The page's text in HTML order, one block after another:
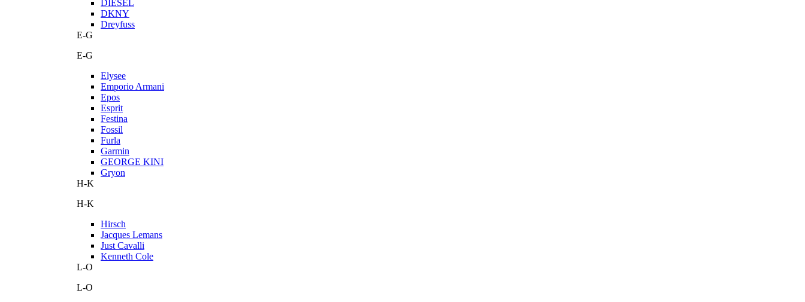
DIESEL
DKNY
Dreyfuss
E-G
E-G
Elysee
Emporio Armani
Epos
Esprit
Festina
Fossil
Furla
Garmin
GEORGE KINI
Gryon
H-K
H-K
Hirsch
Jacques Lemans
Just Cavalli
Kenneth Cole
L-O
L-O